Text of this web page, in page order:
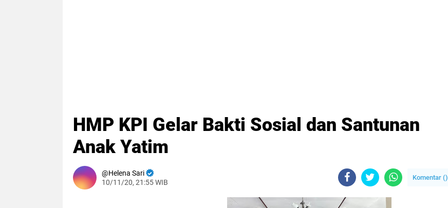
HMP KPI Gelar Bakti Sosial dan Santunan
Anak Yatim
Helena Sari
10/11/20, 21:55 WIB
Komentar ()